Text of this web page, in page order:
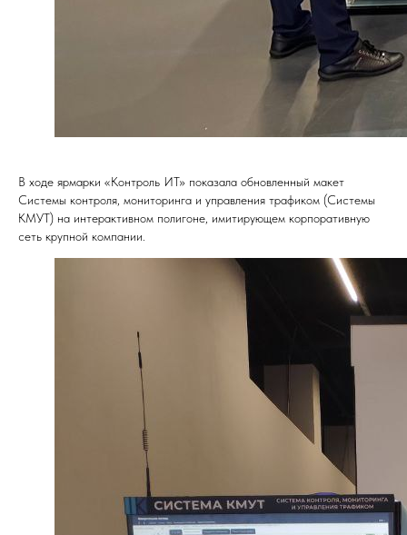
В ходе ярмарки «Контроль ИТ» показала обновленный макет
Системы контроля, мониторинга и управления трафиком (Системы
КМУТ) на интерактивном полигоне, имитирующем корпоративную
сеть крупной компании.